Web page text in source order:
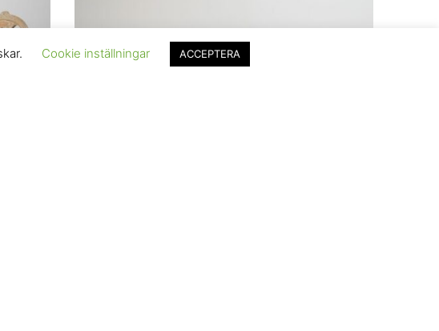
Cookie inställningar ACCEPTERA